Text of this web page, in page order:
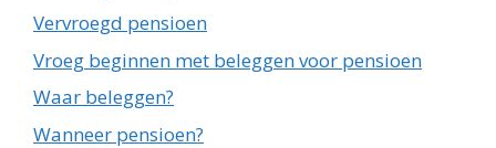
Vervroegd pensioen
Vroeg beginnen met beleggen voor pensioen
Waar beleggen?
Wanneer pensioen?